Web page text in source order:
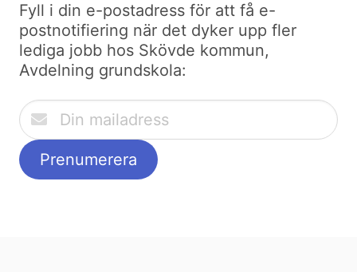
Fyll i din e-postadress för att få e-
postnotifiering när det dyker upp fler
lediga jobb hos Skövde kommun,
Avdelning grundskola: